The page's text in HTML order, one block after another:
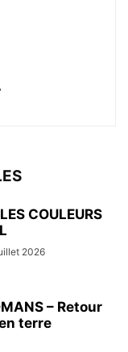
COULEURS
2026
– Retour
terre